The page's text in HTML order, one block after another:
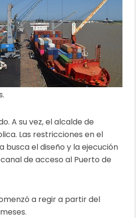
A su vez, el alcalde de
Las restricciones en el
el diseño y la ejecución
de acceso al Puerto de
a regir a partir del